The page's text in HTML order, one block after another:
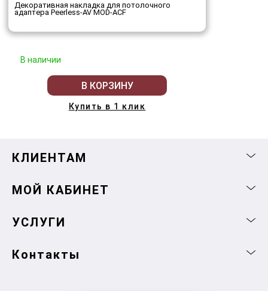
Декоративная накладка для потолочного
адаптера Peerless-AV MOD-ACF
В наличии
В КОРЗИНУ
Купить в 1 клик
КЛИЕНТАМ
МОЙ КАБИНЕТ
УСЛУГИ
Контакты